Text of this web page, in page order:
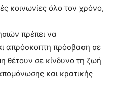
κοινωνίες όλο τον χρόνο,
πρέπει να
απρόσκοπτη πρόσβαση σε
θέτουν σε κίνδυνο τη ζωή
και κρατικής